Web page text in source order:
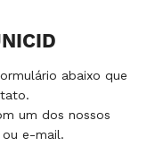
abaixo que
um dos nossos
e-mail.